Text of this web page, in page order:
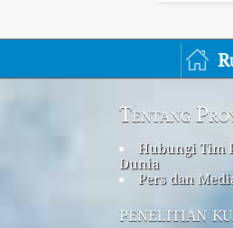
Tentang
Hubungi Tim
Dunia
Pers dan
penelitian